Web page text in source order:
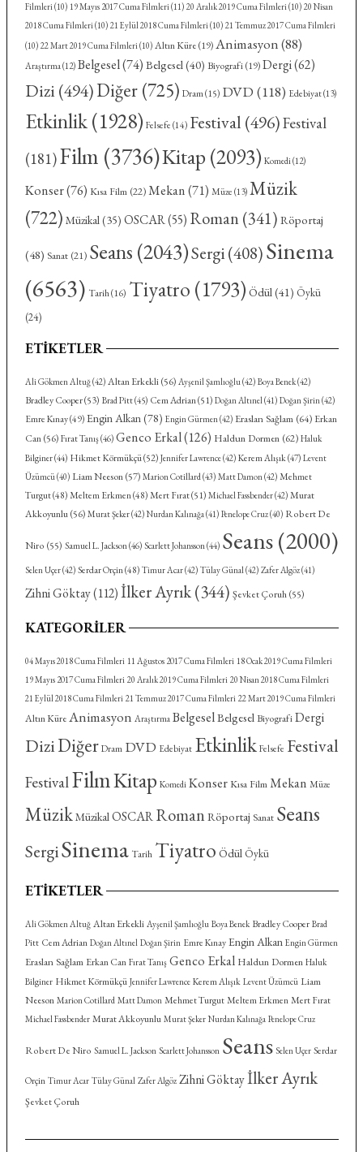
Filmleri(10) 19 Mayıs 2017 Cuma Filmleri(11) 20 Aralık 2019 Cuma Filmleri(10) 20 Nisan
2018 Cuma Filmleri(10) 21 Eylül 2018 Cuma Filmleri(10) 21 Temmuz 2017 Cuma Filmleri
(10) 22 Mart 2019 Cuma Filmleri(10) Altın Küre(19) Animasyon(88)
Araştırma(12) Belgesel(74) Belgesel(40) Biyografi(19) Dergi(62)
Dizi(494)Diğer(725) Dram(15) DVD (118) Edebiyat(13)
Etkinlik(1928) Felsefe (14) Festival (496)Festival
(181)Film (3736)Kitap (2093) Komedi(12)
Konser(76) Kısa Film(22) Mekan(71) Müze (13) Müzik
(722) Müzikal(35) OSCAR(55) Roman(341) Röportaj
(48) Sanat(21) Seans (2043)Sergi(408)Sinema
(6563) Tarih(16) Tiyatro (1793) Ödül(41) Öykü
(24)
ETIKETLER
Ali Gökmen Altuğ(42) Altan Erkekli(56) Ayşenil Şamlıoğlu(42) Boya Benek(42)
Bradley Cooper(53) Brad Pitt(45) Cem Adrian(51) Doğan Altınel(41) Doğan Şirin(42)
Emre Kınay(49) Engin Alkan(78) Engin Gürmen(42) Eraslan Sağlam(64) Erkan
Can(56) Fırat Tanış(46) Genco Erkal(126) Haldun Dormen(62) Haluk
Bilginer(44) Hikmet Körmükçü(52) Jennifer Lawrence(42) Kerem Alışık(47) Levent
Üzümcü(40) Liam Neeson(57) Marion Cotillard(43) Matt Damon(42) Mehmet
Turgut(48) Meltem Erkmen(48) Mert Fırat(51) Michael Fassbender(42) Murat
Akkoyunlu(56) Murat Şeker(42) Nurdan Kalınağa(41) Penelope Cruz(40) Robert De
Niro (55) Samuel L. Jackson(46) Scarlett Johansson(44) Seans(2000)
Selen Uçer(42) Serdar Orçin(48) Timur Acar(42) Tülay Günal(42) Zafer Algöz(41)
Zihni Göktay(112)İlker Ayrık(344) Şevket Çoruh(55)
KATEGORILER
04 Mayıs 2018 Cuma Filmleri 11 Ağustos 2017 Cuma Filmleri 18 Ocak 2019 Cuma Filmleri
19 Mayıs 2017 Cuma Filmleri 20 Aralık 2019 Cuma Filmleri 20 Nisan 2018 Cuma Filmleri
21 Eylül 2018 Cuma Filmleri 21 Temmuz 2017 Cuma Filmleri 22 Mart 2019 Cuma Filmleri
Altın Küre Animasyon Araştırma BelgeselBelgesel Biyografi Dergi
DiziDiğer Dram DVD Edebiyat Etkinlik Felsefe Festival
FestivalFilmKitap Komedi Konser Kısa Film Mekan Müze
MüzikMüzikalOSCAR RomanRöportaj Sanat Seans
SergiSinema Tarih Tiyatro Ödül Öykü
ETIKETLER
Ali Gökmen Altuğ Altan Erkekli Ayşenil Şamlıoğlu Boya Benek Bradley Cooper Brad
Pitt Cem Adrian Doğan Altınel Doğan Şirin Emre Kınay Engin Alkan Engin Gürmen
Eraslan Sağlam Erkan Can Fırat Tanış Genco Erkal Haldun Dormen Haluk
Bilginer Hikmet Körmükçü Jennifer Lawrence Kerem Alışık Levent Üzümcü Liam
Neeson Marion Cotillard Matt Damon Mehmet Turgut Meltem Erkmen Mert Fırat
Michael Fassbender Murat Akkoyunlu Murat Şeker Nurdan Kalınağa Penelope Cruz
Robert De Niro Samuel L. Jackson Scarlett Johansson Seans Selen Uçer Serdar
Orçin Timur Acar Tülay Günal Zafer Algöz Zihni Göktayİlker Ayrık
Şevket Çoruh